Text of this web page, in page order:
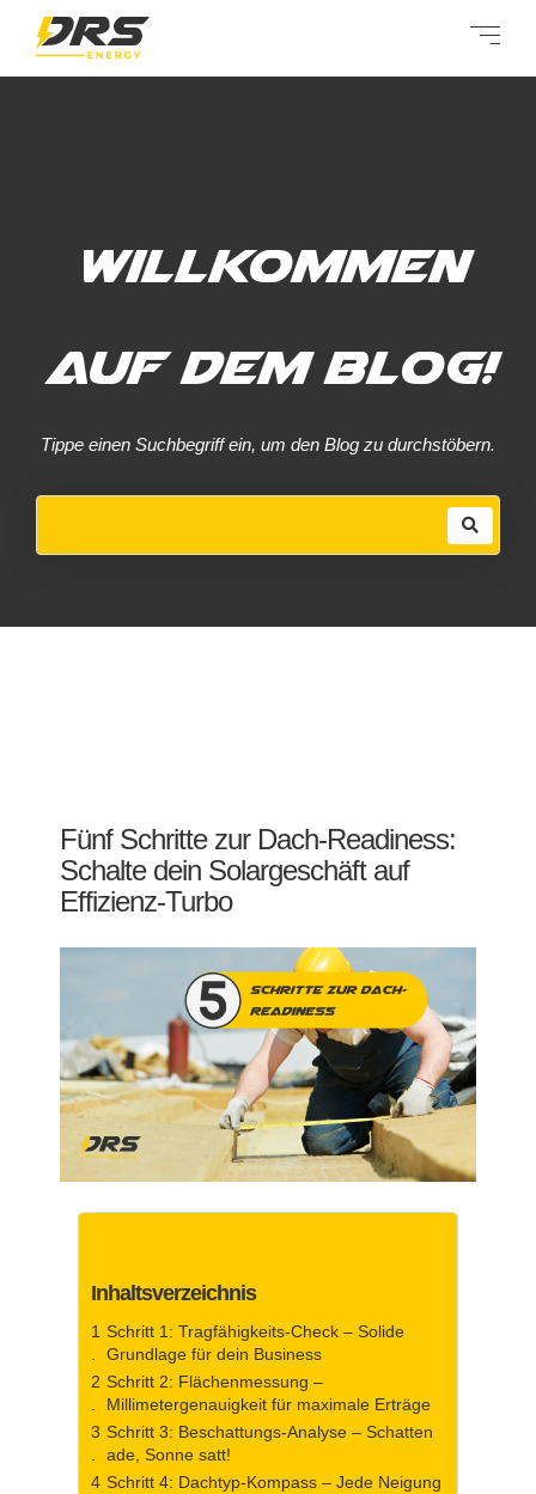
Willkommen
auf dem Blog!
Tippe einen Suchbegriff ein, um den Blog zu durchstöbern.
Fünf Schritte zur Dach-Readiness:
Schalte dein Solargeschäft auf
Effizienz-Turbo
Inhaltsverzeichnis
Schritt 1: Tragfähigkeits-Check – Solide
Grundlage für dein Business
Schritt 2: Flächenmessung –
Millimetergenauigkeit für maximale Erträge
Schritt 3: Beschattungs-Analyse – Schatten
ade, Sonne satt!
Schritt 4: Dachtyp-Kompass – Jede Neigung